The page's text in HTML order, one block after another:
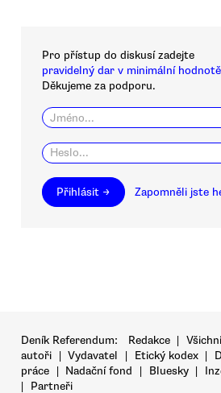
Pro přístup do diskusí zadejte
pravidelný dar v minimální
Děkujeme za podporu.
Přihlásit → Zapomněli jste
Deník Referendum: Redakce | Všichni
autoři | Vydavatel | Etický kodex |
práce | Nadační fond | Bluesky |
|
Partneři